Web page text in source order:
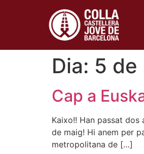
Dia: 5 de
Cap a
Kaixo!! Han passat
de maig! Hi anem per
metropolitana de […]